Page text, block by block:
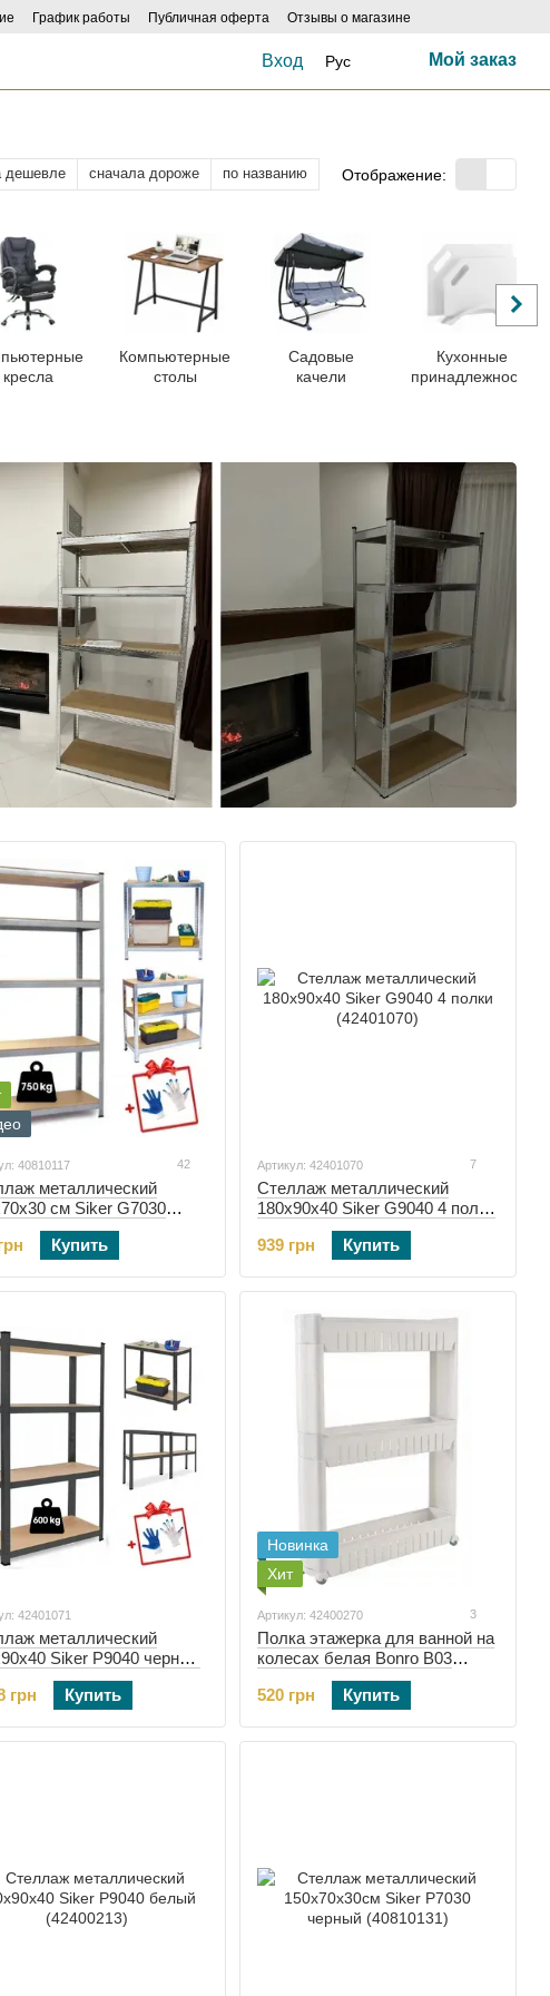
График работы Публичная оферта
Отзывы о магазине
Вход Рус Мой заказ
дешевле сначала дороже по названию Отображение:
кресла
Компьютерные
столы
Садовые
качели
Кухонные
принадлежности
40810117 42
металлический
см Siker G7030
Купить
Артикул: 42401070 7
Стеллаж металлический
180x90x40 Siker G9040 4 полки
(42401070)
939 грн
Купить
42401071
металлический
Siker P9040 черный
(42401071)
грн
Купить
Новинка
Хит
Артикул: 42400270 3
Полка этажерка для ванной на
колесах белая Bonro B03
(42400270)
520 грн
Купить